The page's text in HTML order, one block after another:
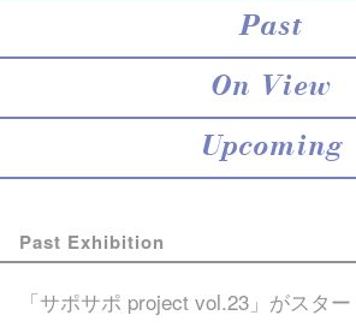
Past
On View
Upcoming
Past Exhibition
「サポサポ project vol.23」がスター